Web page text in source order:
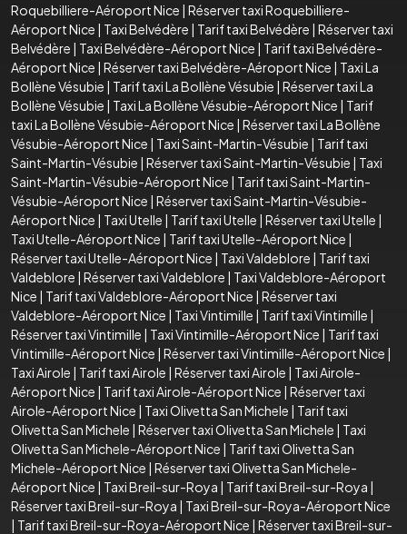
Roquebilliere-Aéroport Nice | Réserver taxi Roquebilliere-
Aéroport Nice | Taxi Belvédère | Tarif taxi Belvédère | Réserver taxi
Belvédère | Taxi Belvédère-Aéroport Nice | Tarif taxi Belvédère-
Aéroport Nice | Réserver taxi Belvédère-Aéroport Nice | Taxi La
Bollène Vésubie | Tarif taxi La Bollène Vésubie | Réserver taxi La
Bollène Vésubie | Taxi La Bollène Vésubie-Aéroport Nice | Tarif
taxi La Bollène Vésubie-Aéroport Nice | Réserver taxi La Bollène
Vésubie-Aéroport Nice | Taxi Saint-Martin-Vésubie | Tarif taxi
Saint-Martin-Vésubie | Réserver taxi Saint-Martin-Vésubie | Taxi
Saint-Martin-Vésubie-Aéroport Nice | Tarif taxi Saint-Martin-
Vésubie-Aéroport Nice | Réserver taxi Saint-Martin-Vésubie-
Aéroport Nice | Taxi Utelle | Tarif taxi Utelle | Réserver taxi Utelle |
Taxi Utelle-Aéroport Nice | Tarif taxi Utelle-Aéroport Nice |
Réserver taxi Utelle-Aéroport Nice | Taxi Valdeblore | Tarif taxi
Valdeblore | Réserver taxi Valdeblore | Taxi Valdeblore-Aéroport
Nice | Tarif taxi Valdeblore-Aéroport Nice | Réserver taxi
Valdeblore-Aéroport Nice | Taxi Vintimille | Tarif taxi Vintimille |
Réserver taxi Vintimille | Taxi Vintimille-Aéroport Nice | Tarif taxi
Vintimille-Aéroport Nice | Réserver taxi Vintimille-Aéroport Nice |
Taxi Airole | Tarif taxi Airole | Réserver taxi Airole | Taxi Airole-
Aéroport Nice | Tarif taxi Airole-Aéroport Nice | Réserver taxi
Airole-Aéroport Nice | Taxi Olivetta San Michele | Tarif taxi
Olivetta San Michele | Réserver taxi Olivetta San Michele | Taxi
Olivetta San Michele-Aéroport Nice | Tarif taxi Olivetta San
Michele-Aéroport Nice | Réserver taxi Olivetta San Michele-
Aéroport Nice | Taxi Breil-sur-Roya | Tarif taxi Breil-sur-Roya |
Réserver taxi Breil-sur-Roya | Taxi Breil-sur-Roya-Aéroport Nice
| Tarif taxi Breil-sur-Roya-Aéroport Nice | Réserver taxi Breil-sur-